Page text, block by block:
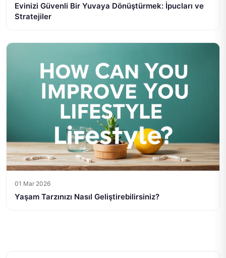
Evinizi Güvenli Bir Yuvaya Dönüştürmek: İpucları ve
Stratejiler
01 Mar 2026
Yaşam Tarzınızı Nasıl Geliştirebilirsiniz?